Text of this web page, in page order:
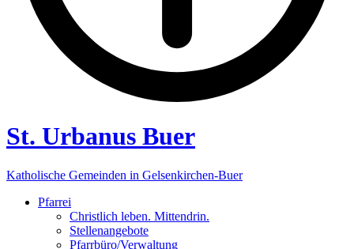
St. Urbanus Buer
Katholische Gemeinden in Gelsenkirchen-Buer
Pfarrei
Christlich leben. Mittendrin.
Stellenangebote
Pfarrbüro/Verwaltung